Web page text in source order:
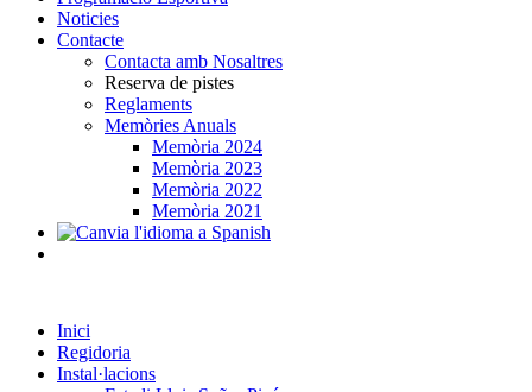
Noticies
Contacte
Contacta amb Nosaltres
Reserva de pistes
Reglaments
Memòries Anuals
Memòria 2024
Memòria 2023
Memòria 2022
Memòria 2021
Inici
Regidoria
Instal·lacions